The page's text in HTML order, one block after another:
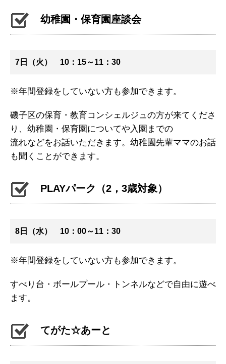
幼稚園・保育園座談会
7日（火） 10：15～11：30
※年間登録をしていない方も参加できます。
磯子区の保育・教育コンシェルジュの方が来てくださ
り、幼稚園・保育園についてや入園までの
流れなどをお話いただきます。幼稚園先輩ママのお話
も聞くことができます。
PLAYパーク（2，3歳対象）
8日（水） 10：00～11：30
※年間登録をしていない方も参加できます。
すべり台・ボールプール・トンネルなどで自由に遊べ
ます。
てがた☆あーと